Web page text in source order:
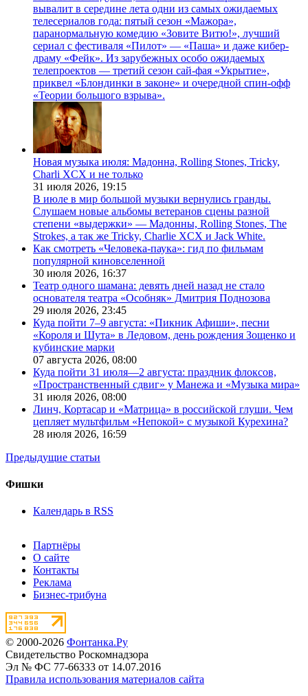
вывалит в середине лета одни из самых ожидаемых
телесериалов года: пятый сезон «Мажора»,
паранормальную комедию «Зовите Витю!», лучший
сериал с фестиваля «Пилот» — «Паша» и даже кибер-
драму «Фейк». Из зарубежных особо ожидаемых
телепроектов — третий сезон сай-фая «Укрытие»,
приквел «Блондинки в законе» и очередной спин-офф
«Теории большого взрыва».
Новая музыка июля: Мадонна, Rolling Stones, Tricky,
Charli XCX и не только
31 июля 2026, 19:15
В июле в мир большой музыки вернулись гранды.
Слушаем новые альбомы ветеранов сцены разной
степени «выдержки» — Мадонны, Rolling Stones, The
Strokes, а так же Tricky, Charlie XCX и Jack White.
Как смотреть «Человека-паука»: гид по фильмам
популярной киновселенной
30 июля 2026, 16:37
Театр одного шамана: девять дней назад не стало
основателя театра «Особняк» Дмитрия Поднозова
29 июля 2026, 23:45
Куда пойти 7–9 августа: «Пикник Афиши», песни
«Короля и Шута» в Ледовом, день рождения Зощенко и
кубинские марки
07 августа 2026, 08:00
Куда пойти 31 июля—2 августа: праздник флоксов,
«Пространственный сдвиг» у Манежа и «Музыка мира»
31 июля 2026, 08:00
Линч, Кортасар и «Матрица» в российской глуши. Чем
цепляет мультфильм «Непокой» с музыкой Курехина?
28 июля 2026, 16:59
Предыдущие статьи
Фишки
Календарь в RSS
Партнёры
О сайте
Контакты
Реклама
Бизнес-трибуна
© 2000-2026 Фонтанка.Ру
Свидетельство Роскомнадзора
Эл № ФС 77-66333 от 14.07.2016
Правила использования материалов сайта